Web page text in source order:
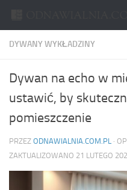
DYWANY WYKŁADZINY
Dywan na echo w
ustawić, by
pomieszczenie
PRZEZ ODNAWIALNIA.COM.PL ·
ZAKTUALIZOWANO 21 LUTEGO